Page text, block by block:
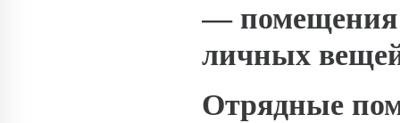
— помещения
личных
Отрядные